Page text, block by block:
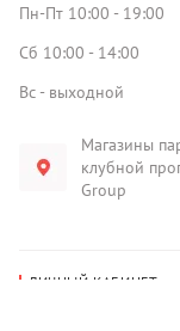
Пн-Пт 10:00 - 19:00
Сб 10:00 - 14:00
Вс - выходной
Магазины
клубной
Group
ЛИЧНЫЙ КАБИНЕТ